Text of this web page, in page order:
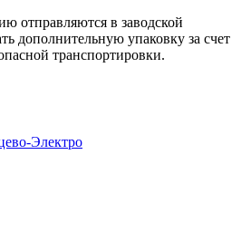
отправляются в заводской
дополнительную упаковку за счет
транспортировки.
Электро